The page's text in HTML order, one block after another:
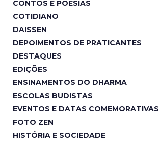
CONTOS E POESIAS
COTIDIANO
DAISSEN
DEPOIMENTOS DE PRATICANTES
DESTAQUES
EDIÇÕES
ENSINAMENTOS DO DHARMA
ESCOLAS BUDISTAS
EVENTOS E DATAS COMEMORATIVAS
FOTO ZEN
HISTÓRIA E SOCIEDADE